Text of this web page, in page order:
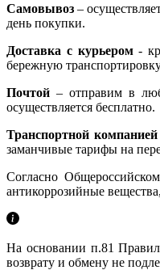
Самовывоз –
день покупки.
Доставка с курьером-
бережную
Почтой – отправим в
осуществляется бесплатно.
Транспортной компанией
заманчивые тарифы на
Согласно
антикоррозийные
На основании п.81 Правил
возврату и обмену не